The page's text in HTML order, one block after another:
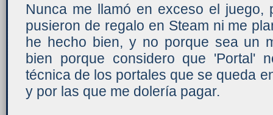
Nunca me llamó en exceso el
pusieron de regalo en Steam ni me
he hecho bien, y no porque sea un
bien porque considero que 'Portal'
técnica de los portales que se queda
y por las que me dolería pagar.